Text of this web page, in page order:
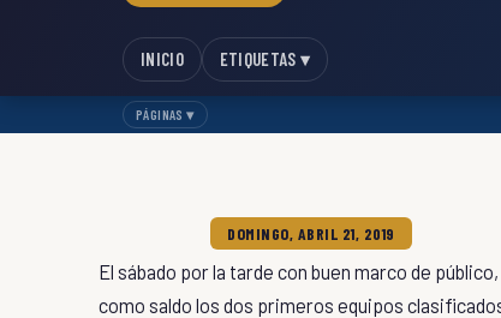
INICIO ETIQUETAS ▾
PÁGINAS ▾
DOMINGO, ABRIL 21, 2019
El sábado por la tarde con buen marco de
como saldo los dos primeros equipos